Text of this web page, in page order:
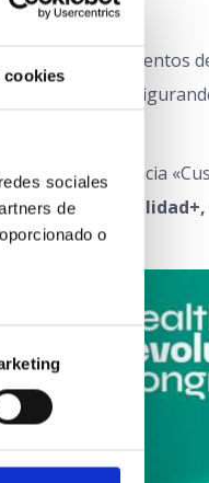
cookies
sociales
de
o
de cientos
que están
en la ponencia
pertenece